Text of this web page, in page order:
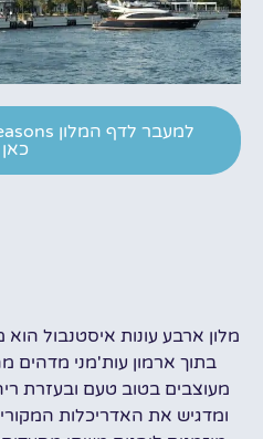
מלון ארבע עונות איסטנבול
מעוצבים בטוב טעם ובעזרת
ומדגיש את האדריכלות
כאן